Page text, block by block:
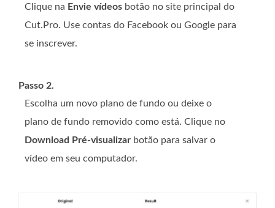
Clique na Envie vídeos botão no site principal do
Cut.Pro. Use contas do Facebook ou Google para
se inscrever.
Passo 2.
Escolha um novo plano de fundo ou deixe o
plano de fundo removido como está. Clique no
Download Pré-visualizar botão para salvar o
vídeo em seu computador.